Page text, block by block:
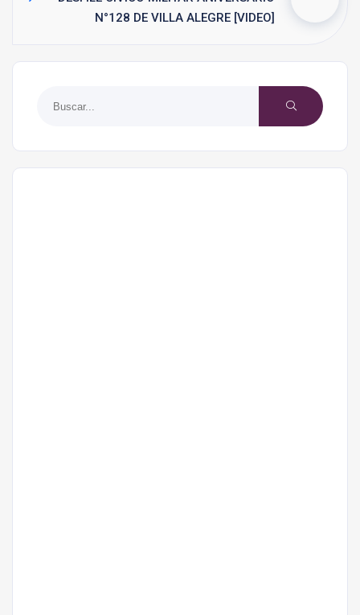
N°128 DE VILLA ALEGRE [VIDEO]